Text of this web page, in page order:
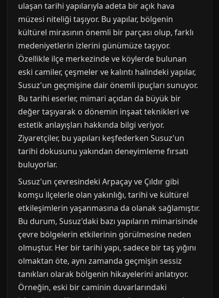
ulaşan tarihi yapılarıyla adeta bir açık hava
müzesi niteliği taşıyor. Bu yapılar, bölgenin
kültürel mirasının önemli bir parçası olup, farklı
medeniyetlerin izlerini günümüze taşıyor.
Özellikle ilçe merkezinde ve köylerde bulunan
eski camiler, çeşmeler ve kalıntı halindeki yapılar,
Susuz'un geçmişine dair önemli ipuçları sunuyor.
Bu tarihi eserler, mimari açıdan da büyük bir
değer taşıyarak o dönemin inşaat teknikleri ve
estetik anlayışları hakkında bilgi veriyor.
Ziyaretçiler, bu yapıları keşfederken Susuz'un
tarihi dokusunu yakından deneyimleme fırsatı
buluyorlar.
Susuz'un çevresindeki Arpaçay ve Çıldır gibi
komşu ilçelerle olan yakınlığı, tarihi ve kültürel
etkileşimlerin yaşanmasına da olanak sağlamıştır.
Bu durum, Susuz'daki bazı yapıların mimarisinde
çevre bölgelerin etkilerinin görülmesine neden
olmuştur. Her bir tarihi yapı, sadece bir taş yığını
olmaktan öte, aynı zamanda geçmişin sessiz
tanıkları olarak bölgenin hikayelerini anlatıyor.
Örneğin, eski bir caminin duvarlarındaki